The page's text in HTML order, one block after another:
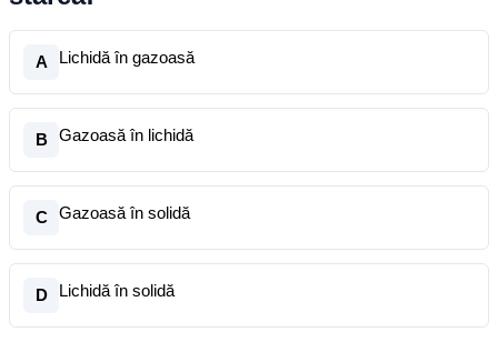
A Lichidă în gazoasă
B Gazoasă în lichidă
C Gazoasă în solidă
D Lichidă în solidă